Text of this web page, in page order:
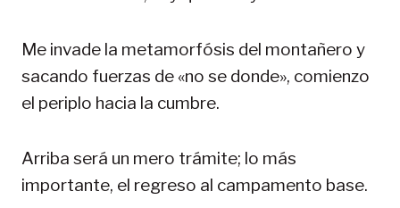
Me invade la metamorfósis del montañero y
sacando fuerzas de «no se donde», comienzo
el periplo hacia la cumbre.
Arriba será un mero trámite; lo más
importante, el regreso al campamento base.